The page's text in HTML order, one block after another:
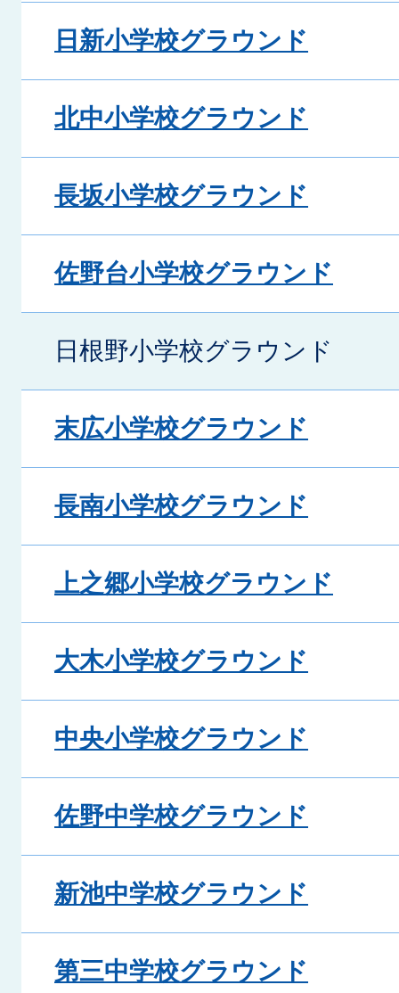
日新小学校グラウンド
北中小学校グラウンド
長坂小学校グラウンド
佐野台小学校グラウンド
日根野小学校グラウンド
末広小学校グラウンド
長南小学校グラウンド
上之郷小学校グラウンド
大木小学校グラウンド
中央小学校グラウンド
佐野中学校グラウンド
新池中学校グラウンド
第三中学校グラウンド